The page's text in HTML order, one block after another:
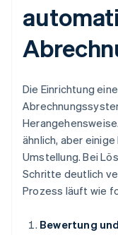
Die Einrichtung
ähnlich, aber
Umstellung. Bei
Schritte deutlich
Prozess läuft wie
Bewertung